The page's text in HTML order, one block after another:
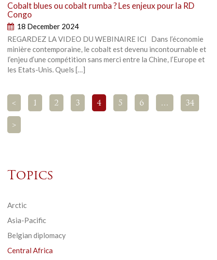
Cobalt blues ou cobalt rumba ? Les enjeux pour la RD
Congo
18 December 2024
REGARDEZ LA VIDEO DU WEBINAIRE ICI Dans l’économie
minière contemporaine, le cobalt est devenu incontournable et
l’enjeu d’une compétition sans merci entre la Chine, l’Europe et
les Etats-Unis. Quels […]
< 1 2 3 4 5 6 … 34
>
Topics
Arctic
Asia-Pacific
Belgian diplomacy
Central Africa